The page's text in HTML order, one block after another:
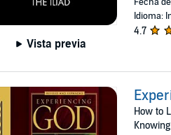
Vista previa
Idioma:
4.7
How to